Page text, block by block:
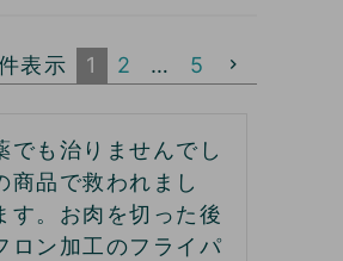
表示 1 2 … 5
も治りませんでし
商品で救われまし
す。お肉を切った後
ロン加工のフライパ